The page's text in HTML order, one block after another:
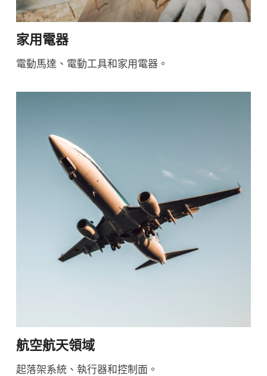
家用電器
電動馬達、電動工具和家用電器。
航空航天領域
起落架系統、執行器和控制面。